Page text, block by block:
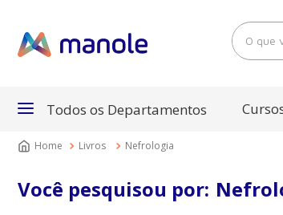
O que
Todos os Departamentos
Livros Nefrologia
Você pesquisou por: